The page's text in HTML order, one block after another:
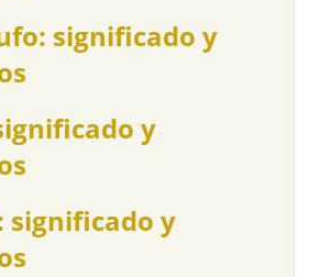
significado y
y
significado y